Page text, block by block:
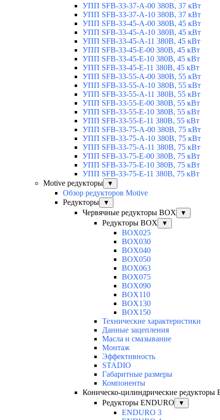
УПП SFB-33-37-A-00 380В, 37 кВт
УПП SFB-33-37-A-10 380В, 37 кВт
УПП SFB-33-45-A-00 380В, 45 кВт
УПП SFB-33-45-A-10 380В, 45 кВт
УПП SFB-33-45-A-11 380В, 45 кВт
УПП SFB-33-45-E-00 380В, 45 кВт
УПП SFB-33-45-E-10 380В, 45 кВт
УПП SFB-33-45-E-11 380В, 45 кВт
УПП SFB-33-55-A-00 380В, 55 кВт
УПП SFB-33-55-A-10 380В, 55 кВт
УПП SFB-33-55-A-11 380В, 55 кВт
УПП SFB-33-55-E-00 380В, 55 кВт
УПП SFB-33-55-E-10 380В, 55 кВт
УПП SFB-33-55-E-11 380В, 55 кВт
УПП SFB-33-75-A-00 380В, 75 кВт
УПП SFB-33-75-A-10 380В, 75 кВт
УПП SFB-33-75-A-11 380В, 75 кВт
УПП SFB-33-75-E-00 380В, 75 кВт
УПП SFB-33-75-E-10 380В, 75 кВт
УПП SFB-33-75-E-11 380В, 75 кВт
Motive редукторы
▼
Обзор редукторов Motive
Редукторы
▼
Червячные редукторы BOX ▼
Редукторы BOX ▼
BOX025
BOX030
BOX040
BOX050
BOX063
BOX075
BOX090
BOX110
BOX130
BOX150
Технические характеристики
Данные зацепления
Масла и смазывание
Монтаж
Эффективность
STADIO
Габаритные размеры
Компоненты
Коническо-цилиндрические редукторы
Редукторы ENDURO
▼
ENDURO 3